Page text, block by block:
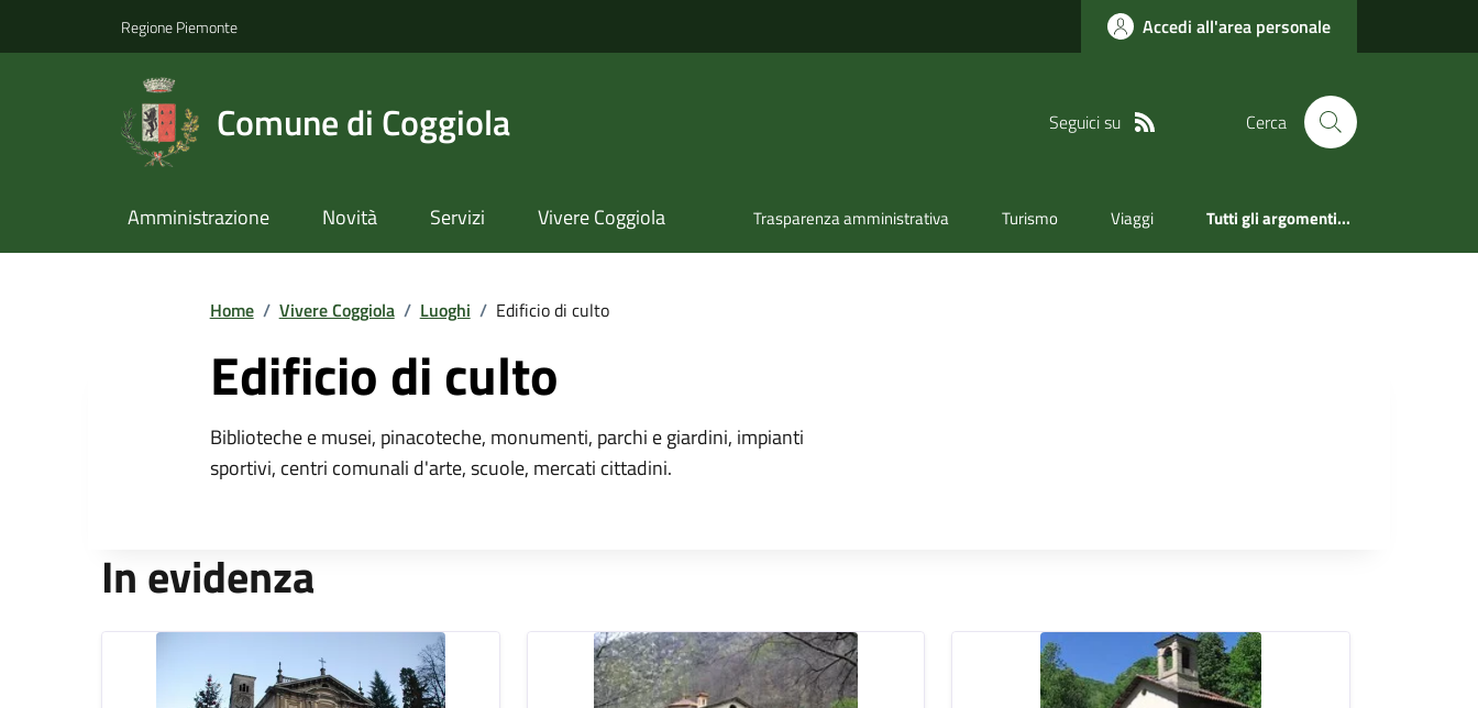
Regione Piemonte Accedi all'area personale
Comune di Coggiola Seguici su Cerca
Amministrazione Novità Servizi Vivere Coggiola Trasparenza amministrativa Turismo Viaggi Tutti gli argomenti...
Home / Vivere Coggiola / Luoghi / Edificio di culto
Edificio di culto
Biblioteche e musei, pinacoteche, monumenti, parchi e giardini, impianti
sportivi, centri comunali d'arte, scuole, mercati cittadini.
In evidenza